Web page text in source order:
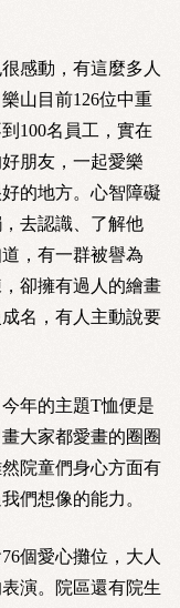
感動，有這麼多人
山目前126位中重
100名員工，實在
朋友，一起愛樂
的地方。心智障礙
去認識、了解他
，有一群被譽為
卻擁有過人的繪畫
名，有人主動說要
年的主題T恤便是
大家都愛畫的圈圈
院童們身心方面有
們想像的能力。
個愛心攤位，大人
演。院區還有院生